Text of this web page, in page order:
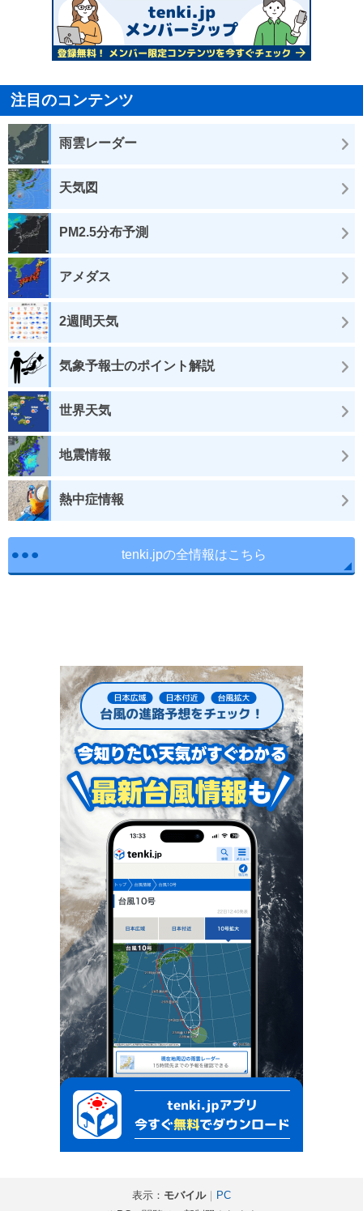
注目のコンテンツ
雨雲レーダー
天気図
PM2.5分布予測
アメダス
2週間天気
気象予報士のポイント解説
世界天気
地震情報
熱中症情報
tenki.jpの全情報はこちら
表示： モバイル｜
PC